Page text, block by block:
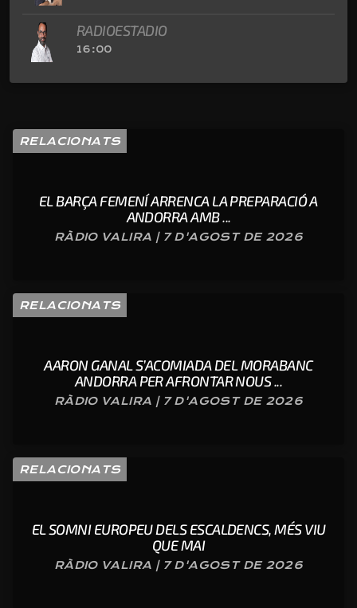
RADIOESTADIO
16:00
RELACIONATS
EL BARÇA FEMENÍ ARRENCA LA PREPARACIÓ A
ANDORRA AMB ...
RÀDIO VALIRA | 7 D'AGOST DE 2026
RELACIONATS
AARON GANAL S’ACOMIADA DEL MORABANC
ANDORRA PER AFRONTAR NOUS ...
RÀDIO VALIRA | 7 D'AGOST DE 2026
RELACIONATS
EL SOMNI EUROPEU DELS ESCALDENCS, MÉS VIU
QUE MAI
RÀDIO VALIRA | 7 D'AGOST DE 2026